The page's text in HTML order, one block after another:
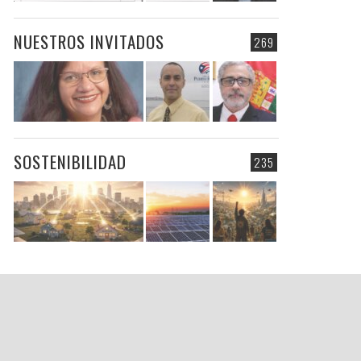
269
NUESTROS INVITADOS
235
SOSTENIBILIDAD